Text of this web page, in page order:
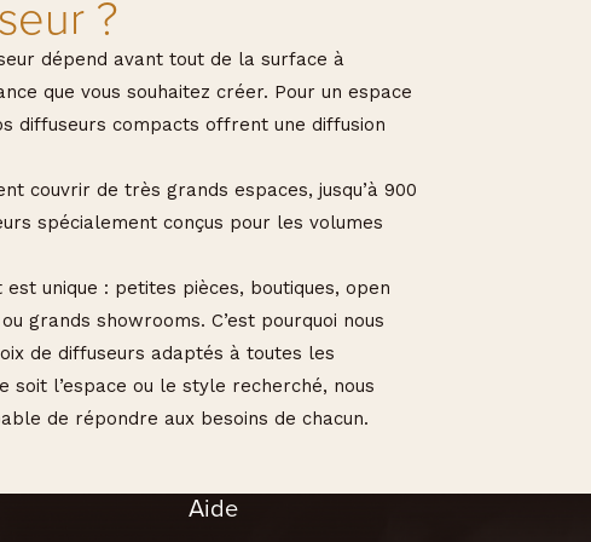
?
dépend avant tout de la surface à
que vous souhaitez créer. Pour un espace
diffuseurs compacts offrent une diffusion
couvrir de très grands espaces, jusqu’à 900
spécialement conçus pour les volumes
est unique : petites pièces, boutiques, open
grands showrooms. C’est pourquoi nous
de diffuseurs adaptés à toutes les
soit l’espace ou le style recherché, nous
de répondre aux besoins de chacun.
Aide